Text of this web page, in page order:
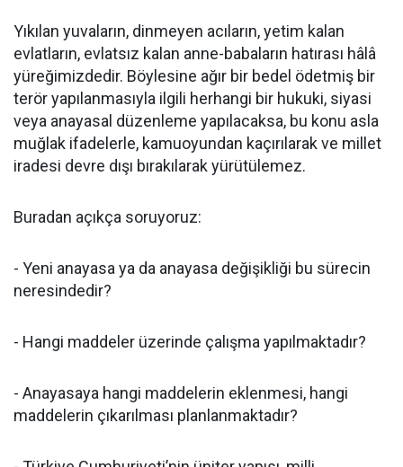
Yıkılan yuvaların, dinmeyen acıların, yetim kalan
evlatların, evlatsız kalan anne-babaların hatırası hâlâ
yüreğimizdedir. Böylesine ağır bir bedel ödetmiş bir
terör yapılanmasıyla ilgili herhangi bir hukuki, siyasi
veya anayasal düzenleme yapılacaksa, bu konu asla
muğlak ifadelerle, kamuoyundan kaçırılarak ve millet
iradesi devre dışı bırakılarak yürütülemez.
Buradan açıkça soruyoruz:
- Yeni anayasa ya da anayasa değişikliği bu sürecin
neresindedir?
- Hangi maddeler üzerinde çalışma yapılmaktadır?
- Anayasaya hangi maddelerin eklenmesi, hangi
maddelerin çıkarılması planlanmaktadır?